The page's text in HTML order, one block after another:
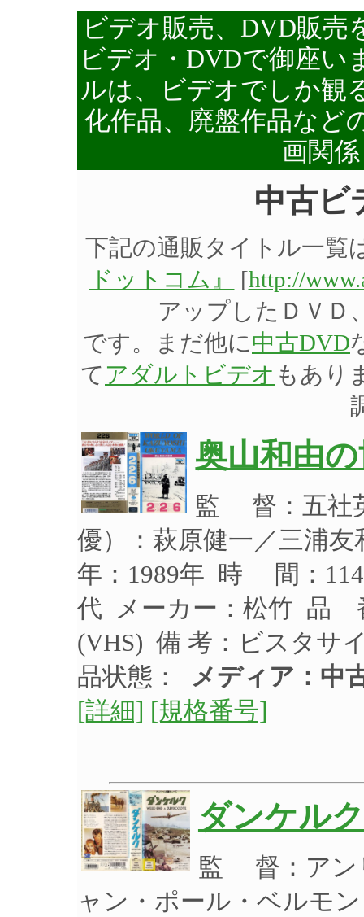
ビデオ販売、DVD販売
ビデオ・DVDで御座い
ルは、ビデオでしか観
化作品、廃盤作品など
画関
中古ビ
下記の通販タイトル一覧
ドットコム』
[http://
アップしたＤＶＤ
です。まだ他に中古DVD
て アダルトビデオ もあり
奥山和由
監 督：五社
優）：萩原健一／三浦
年：1989年 時 間：
代 メーカー：松竹 品
(VHS) 備 考：ビスタサ
品状態：
メディア：中
[詳細] [規格番号]
ダンケルク
監 督：アン
ャン・ポール・ベルモ